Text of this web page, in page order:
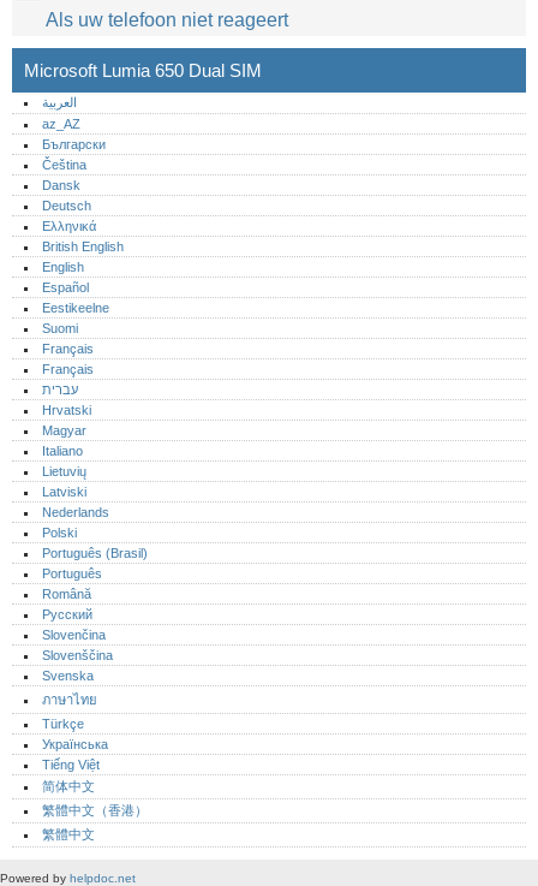
Als uw telefoon niet reageert
Microsoft Lumia 650 Dual SIM
العربية
az_AZ
Български
Čeština
Dansk
Deutsch
Ελληνικά
British English
English
Español
Eestikeelne
Suomi
Français
Français
עברית
Hrvatski
Magyar
Italiano
Lietuvių
Latviski
Nederlands
Polski
Português (Brasil)
Português‎
Română
Русский
Slovenčina
Slovenščina
Svenska
ภาษาไทย
Türkçe
Українська
Tiếng Việt
简体中文
繁體中文（香港）
繁體中文
Powered by helpdoc.net